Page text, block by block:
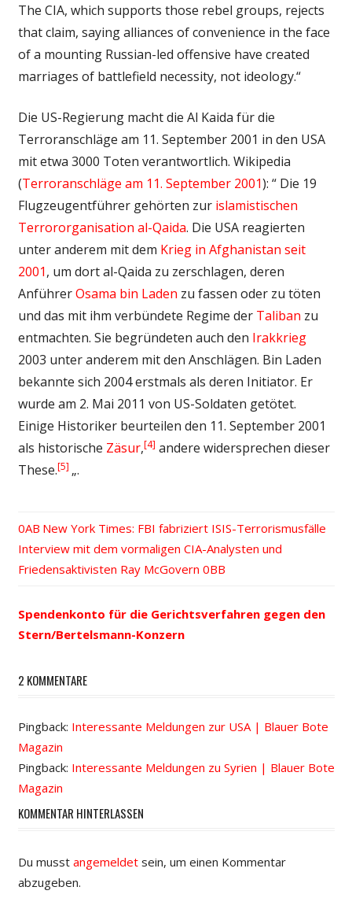
The CIA, which supports those rebel groups, rejects
that claim, saying alliances of convenience in the face
of a mounting Russian-led offensive have created
marriages of battlefield necessity, not ideology.“
Die US-Regierung macht die Al Kaida für die
Terroranschläge am 11. September 2001 in den USA
mit etwa 3000 Toten verantwortlich. Wikipedia
(Terroranschläge am 11. September 2001): “ Die 19
Flugzeugentführer gehörten zur islamistischen
Terrororganisation al-Qaida. Die USA reagierten
unter anderem mit dem Krieg in Afghanistan seit
2001, um dort al-Qaida zu zerschlagen, deren
AnführerOsama bin Laden zu fassen oder zu töten
und das mit ihm verbündete Regime der Taliban zu
entmachten. Sie begründeten auch den Irakkrieg
2003 unter anderem mit den Anschlägen. Bin Laden
bekannte sich 2004 erstmals als deren Initiator. Er
wurde am 2. Mai 2011 von US-Soldaten getötet.
Einige Historiker beurteilen den 11. September 2001
als historische Zäsur,[4] andere widersprechen dieser
These.[5] „.
Beitrags-
Navigation
Vorheriger
Beitrag:
New York Times: FBI fabriziert ISIS-Terrorismusfälle
Nächster
Beitrag:
Interview mit dem vormaligen CIA-Analysten und
Friedensaktivisten Ray McGovern
Spendenkonto für die Gerichtsverfahren gegen den
Stern/Bertelsmann-Konzern
2 KOMMENTARE
Pingback: Interessante Meldungen zur USA | Blauer Bote
Magazin
Pingback: Interessante Meldungen zu Syrien | Blauer Bote
Magazin
KOMMENTAR HINTERLASSEN
Du musst angemeldetsein, um einen Kommentar
abzugeben.